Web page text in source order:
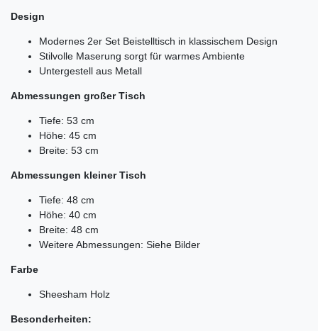
Design
Modernes 2er Set Beistelltisch in klassischem Design
Stilvolle Maserung sorgt für warmes Ambiente
Untergestell aus Metall
Abmessungen großer Tisch
Tiefe: 53 cm
Höhe: 45 cm
Breite: 53 cm
Abmessungen kleiner Tisch
Tiefe: 48 cm
Höhe: 40 cm
Breite: 48 cm
Weitere Abmessungen: Siehe Bilder
Farbe
Sheesham Holz
Besonderheiten: